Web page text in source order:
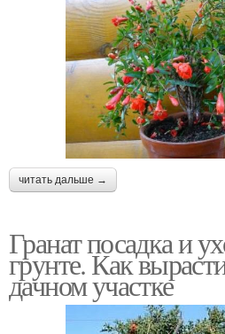
читать дальше →
Гранат посадка и
грунте. Как
дачном участке